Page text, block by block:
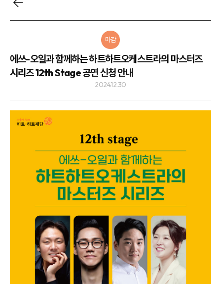
마감
에쓰-오일과 함께하는 하트하트오케스트라의 마스터즈
시리즈 12th Stage 공연 신청 안내
2024.12.30